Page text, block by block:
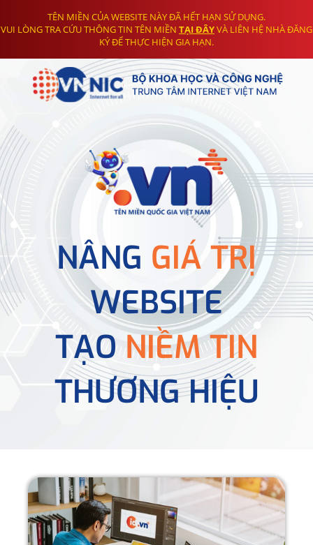
TÊN MIỀN CỦA WEBSITE NÀY ĐÃ HẾT HẠN SỬ DỤNG.
VUI LÒNG TRA CỨU THÔNG TIN TÊN MIỀN TẠI ĐÂYVÀ LIÊN HỆ NHÀ ĐĂNG
KÝ ĐỂ THỰC HIỆN GIA HẠN.
NÂNG GIÁ TRỊ
WEBSITE
TẠONIỀM TIN
THƯƠNG HIỆU